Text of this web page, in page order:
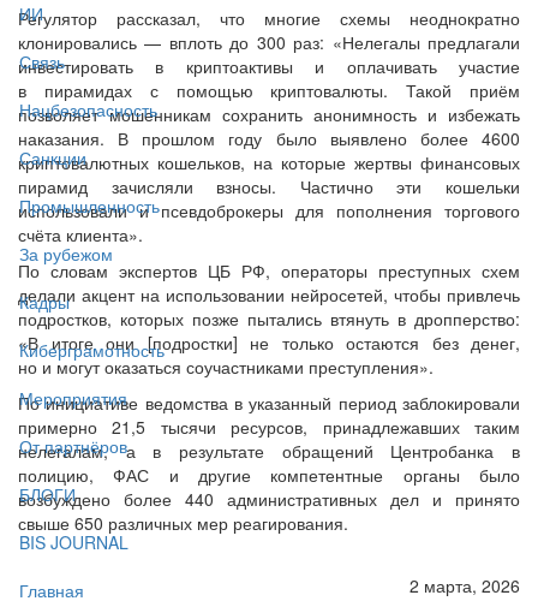
ИИ
Связь
Нацбезопасность
Санкции
Промышленность
За рубежом
Кадры
Киберграмотность
Мероприятия
От партнёров
БЛОГИ
BIS JOURNAL
Главная
Регулятор рассказал, что многие схемы неоднократно
клонировались — вплоть до 300 раз: «Нелегалы предлагали
инвестировать в криптоактивы и оплачивать участие
в пирамидах с помощью криптовалюты. Такой приём
позволяет мошенникам сохранить анонимность и избежать
наказания. В прошлом году было выявлено более 4600
криптовалютных кошельков, на которые жертвы финансовых
пирамид зачисляли взносы. Частично эти кошельки
использовали и псевдоброкеры для пополнения торгового
счёта клиента».
По словам экспертов ЦБ РФ, операторы преступных схем
делали акцент на использовании нейросетей, чтобы привлечь
подростков, которых позже пытались втянуть в дропперство:
«В итоге они [подростки] не только остаются без денег,
но и могут оказаться соучастниками преступления».
По инициативе ведомства в указанный период заблокировали
примерно 21,5 тысячи ресурсов, принадлежавших таким
нелегалам, а в результате обращений Центробанка в
полицию, ФАС и другие компетентные органы было
возбуждено более 440 административных дел и принято
свыше 650 различных мер реагирования.
2 марта, 2026